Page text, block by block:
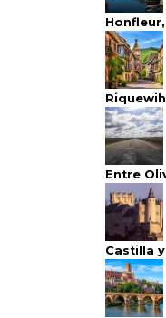
Entre
Castilla